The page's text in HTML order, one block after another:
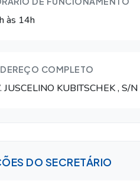
às 14h
COMPLETO
JUSCELINO KUBITSCHEK , S/N
DO SECRETÁRIO